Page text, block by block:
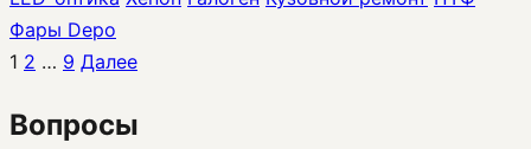
Фары Depo
Пагинация
1 2 … 9 Далее
Вопросы